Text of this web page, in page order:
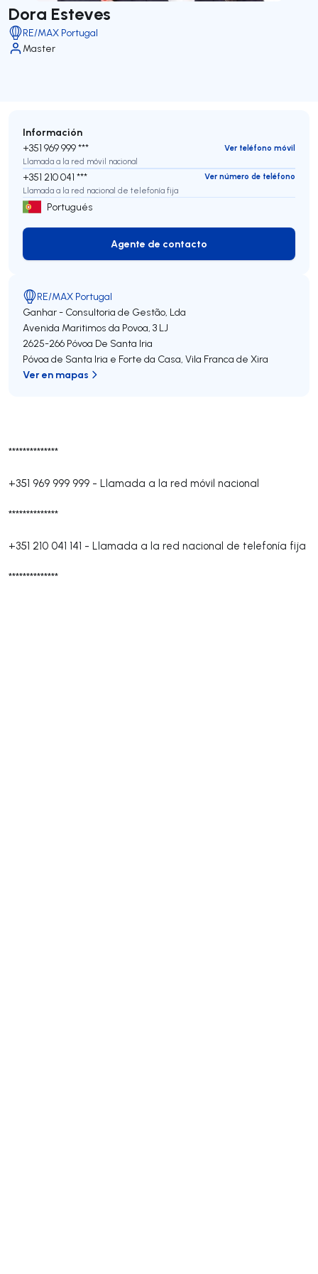
Dora Esteves
RE/MAX Portugal
Master
**************
+351 969 999 999 - Llamada a la red móvil nacional
**************
+351 210 041 141 - Llamada a la red nacional de telefonía fija
**************
Información
+351 969 999 ***
Ver teléfono móvil
Llamada a la red móvil nacional
+351 210 041 ***
Ver número de teléfono
Llamada a la red nacional de telefonía fija
Portugués
Agente de contacto
Agente de contacto
RE/MAX Portugal
Ganhar - Consultoria de Gestão, Lda
Avenida Maritimos da Povoa, 3 LJ
2625-266 Póvoa De Santa Iria
Póvoa de Santa Iria e Forte da Casa, Vila Franca de Xira
Ver en mapas